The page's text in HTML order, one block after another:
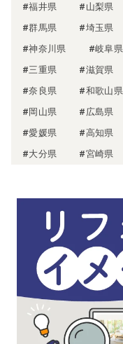
#福井県
#山梨県
#群馬県
#埼玉県
#神奈川県
#岐阜県
#三重県
#滋賀県
#奈良県
#和歌山県
#岡山県
#広島県
#愛媛県
#高知県
#大分県
#宮崎県